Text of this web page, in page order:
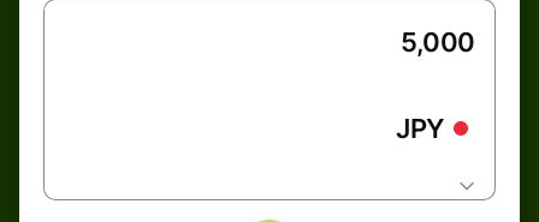
JPY